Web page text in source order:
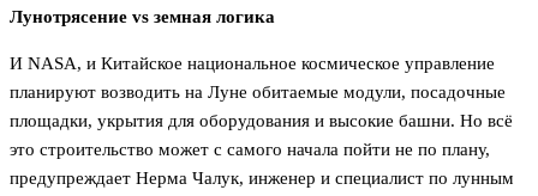
Лунотрясение vs земная логика
И NASA, и Китайское национальное космическое управление
планируют возводить на Луне обитаемые модули, посадочные
площадки, укрытия для оборудования и высокие башни. Но всё
это строительство может с самого начала пойти не по плану,
предупреждает Нерма Чалук, инженер и специалист по лунным